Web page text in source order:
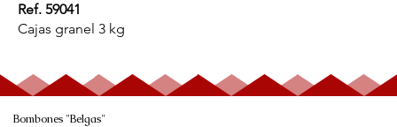
Ref. 59041
Cajas granel 3 kg
Bombones "Belgas"